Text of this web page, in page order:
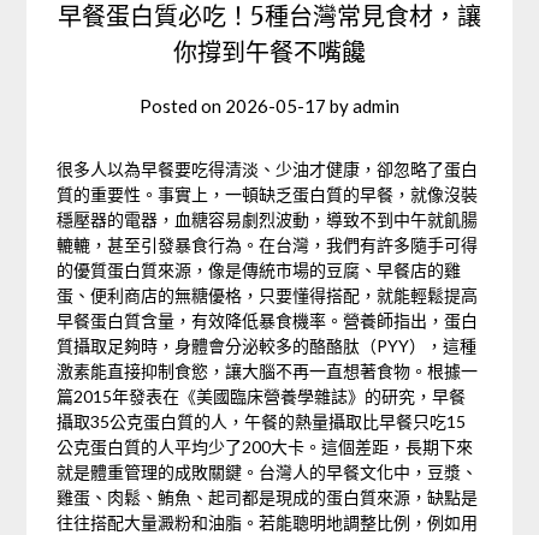
早餐蛋白質必吃！5種台灣常見食材，讓
你撐到午餐不嘴饞
Posted on 2026-05-17 byadmin
很多人以為早餐要吃得清淡、少油才健康，卻忽略了蛋白
質的重要性。事實上，一頓缺乏蛋白質的早餐，就像沒裝
穩壓器的電器，血糖容易劇烈波動，導致不到中午就飢腸
轆轆，甚至引發暴食行為。在台灣，我們有許多隨手可得
的優質蛋白質來源，像是傳統市場的豆腐、早餐店的雞
蛋、便利商店的無糖優格，只要懂得搭配，就能輕鬆提高
早餐蛋白質含量，有效降低暴食機率。營養師指出，蛋白
質攝取足夠時，身體會分泌較多的酪酪肽（PYY），這種
激素能直接抑制食慾，讓大腦不再一直想著食物。根據一
篇2015年發表在《美國臨床營養學雜誌》的研究，早餐
攝取35公克蛋白質的人，午餐的熱量攝取比早餐只吃15
公克蛋白質的人平均少了200大卡。這個差距，長期下來
就是體重管理的成敗關鍵。台灣人的早餐文化中，豆漿、
雞蛋、肉鬆、鮪魚、起司都是現成的蛋白質來源，缺點是
往往搭配大量澱粉和油脂。若能聰明地調整比例，例如用